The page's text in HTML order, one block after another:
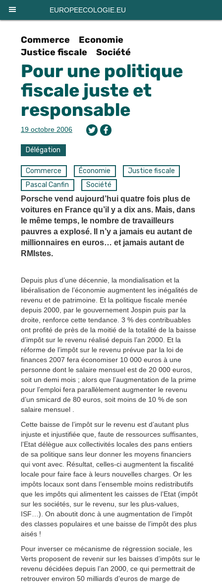
EUROPEECOLOGIE.EU
Commerce
Economie
Justice fiscale
Société
Pour une politique
fiscale juste et
responsable
19 octobre 2006
Délégation
Commerce Économie
Justice fiscale
Pascal Canfin
Société
Porsche vend aujourd’hui quatre fois plus de
voitures en France qu’il y a dix ans. Mais, dans
le même temps, le nombre de travailleurs
pauvres a explosé. Il n’y a jamais eu autant de
millionnaires en euros… et jamais autant de
RMIstes.
Depuis plus d’une décennie, la mondialisation et la
libéralisation de l’économie augmentent les inégalités de
revenu et de patrimoine. Et la politique fiscale menée
depuis 2000, par le gouvernement Jospin puis par la
droite, renforce cette tendance. 3 % des contribuables
ont profité de près de la moitié de la totalité de la baisse
d’impôt sur le revenu réalisé depuis l’an 2000. Et la
réforme de l’impôt sur le revenu prévue par la loi de
finances 2007 fera économiser 10 000 euros à une
personne dont le salaire mensuel est de 20 000 euros,
soit un demi mois ; alors que l’augmentation de la prime
pour l’emploi fera parallèlement augmenter le revenu
d’un smicard de 80 euros, soit moins de 10 % de son
salaire mensuel .
Cette baisse de l’impôt sur le revenu est d’autant plus
injuste et injustifiée que, faute de ressources suffisantes,
l’Etat délègue aux collectivités locales des pans entiers
de sa politique sans leur donner les moyens financiers
qui vont avec. Résultat, celles-ci augmentent la fiscalité
locale pour faire face à leurs nouvelles charges. Or les
impôts locaux sont dans l’ensemble moins redistributifs
que les impôts qui alimentent les caisses de l’Etat (impôt
sur les sociétés, sur le revenu, sur les plus-values,
ISF…). On aboutit donc à une augmentation de l’impôt
des classes populaires et une baisse de l’impôt des plus
aisés !
Pour inverser ce mécanisme de régression sociale, les
Verts proposent de revenir sur les baisses d’impôts sur le
revenu décidées depuis l’an 2000, ce qui permettrait de
retrouver environ 50 milliards d’euros de marge de